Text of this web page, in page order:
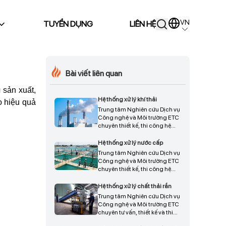
TUYỂN DỤNG LIÊN HỆ VN
xuất,
hiệu quả
Bài viết liên quan
Hệ thống xử lý khí thải
Trung tâm Nghiên cứu Dịch vụ
Công nghệ và Môi trường ETC
chuyên thiết kế, thi công hệ
máy, xưởng sản xuất và cơ sở
công nghiệp, đáp ứng yêu cầu
kiểm soát khí thải và quy
chuẩn môi trường hiện hành.
Hệ thống xử lý nước cấp
Trung tâm Nghiên cứu Dịch vụ
Công nghệ và Môi trường ETC
chuyên thiết kế, thi công hệ
máy, cơ sở sản xuất, kinh
doanh và sinh hoạt, đáp ứng
nhu cầu sử dụng nước đạt tiêu
chuẩn theo quy định hiện
hành.
Hệ thống xử lý chất thải rắn
Trung tâm Nghiên cứu Dịch vụ
Công nghệ và Môi trường ETC
chuyên tư vấn, thiết kế và thi